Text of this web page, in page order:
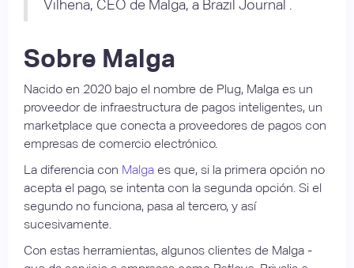
Vilhena, CEO de Malga, a Brazil Journal .
Sobre Malga
Nacido en 2020 bajo el nombre de Plug, Malga es un
proveedor de infraestructura de pagos inteligentes, un
marketplace que conecta a proveedores de pagos con
empresas de comercio electrónico.
La diferencia con Malga es que, si la primera opción no
acepta el pago, se intenta con la segunda opción. Si el
segundo no funciona, pasa al tercero, y así
sucesivamente.
Con estas herramientas, algunos clientes de Malga -